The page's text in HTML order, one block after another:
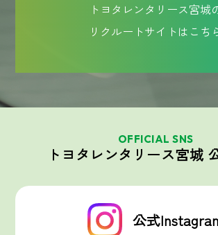
トヨタレンタリース宮城
リクルートサイトはこち
OFFICIAL SNS
トヨタレンタリース宮城
公式